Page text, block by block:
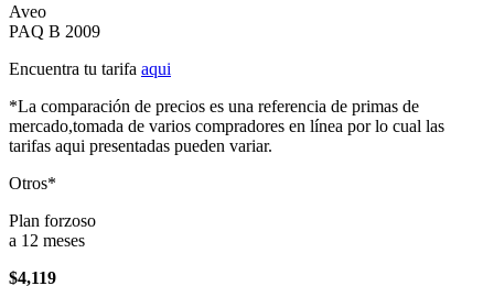
Aveo
PAQ B 2009
Encuentra tu tarifa aqui
*La comparación de precios es una referencia de primas de
mercado,tomada de varios compradores en línea por lo cual las
tarifas aqui presentadas pueden variar.
Otros*
Plan forzoso
a 12 meses
$4,119